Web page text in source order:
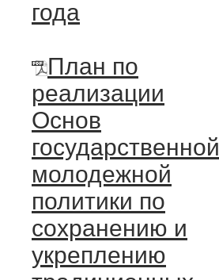
года
План по
реализации
Основ
государственной
молодежной
политики по
сохранению и
укреплению